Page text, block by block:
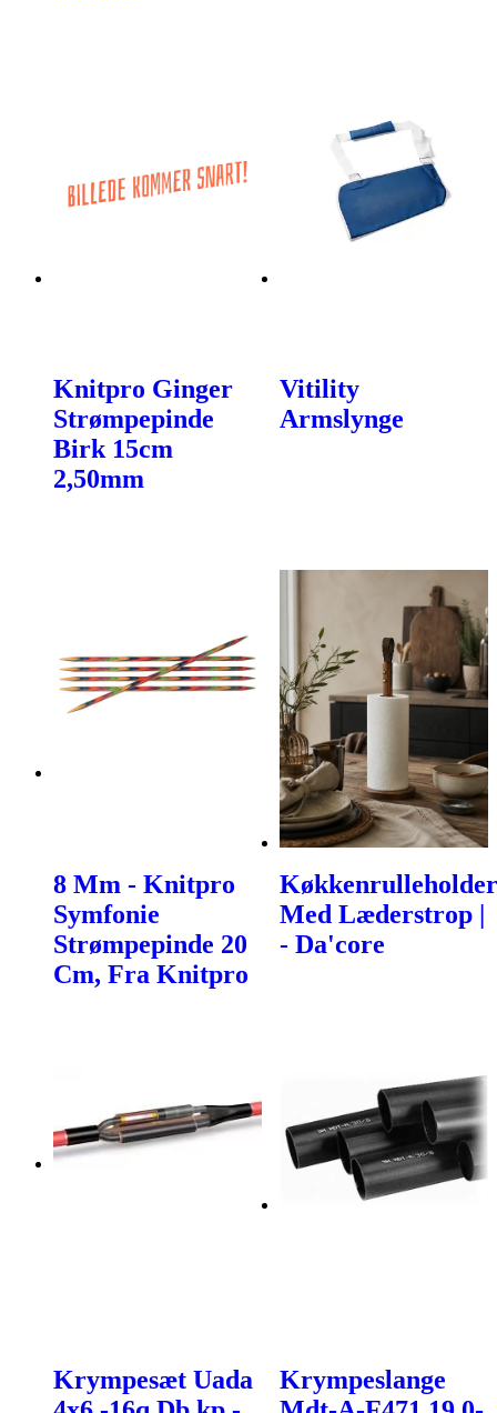
Knitpro Ginger
Strømpepinde
Birk 15cm
2,50mm
Vitility
Armslynge
8 Mm - Knitpro
Symfonie
Strømpepinde 20
Cm, Fra Knitpro
Køkkenrulleholder
Med Læderstrop |
- Da'core
Krympesæt Uada
Krympeslange